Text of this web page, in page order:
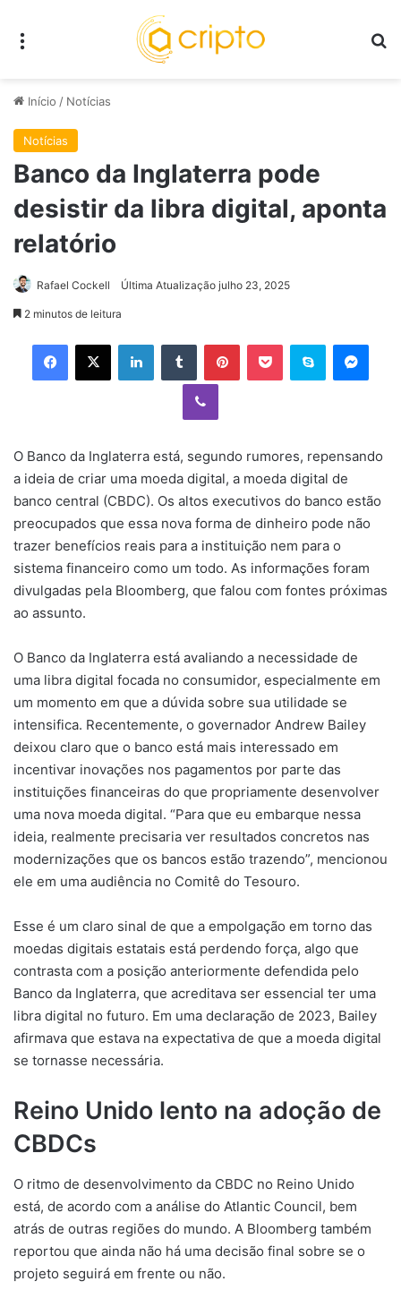
Início / Notícias
Notícias
Banco da Inglaterra pode
desistir da libra digital, aponta
relatório
Rafael Cockell Última Atualização julho 23, 2025
2 minutos de leitura
Facebook
X LinkedinTumblr PinterestPocket Skype
Viber
O Banco da Inglaterra está, segundo rumores, repensando
a ideia de criar uma moeda digital, a moeda digital de
banco central (CBDC). Os altos executivos do banco estão
preocupados que essa nova forma de dinheiro pode não
trazer benefícios reais para a instituição nem para o
sistema financeiro como um todo. As informações foram
divulgadas pela Bloomberg, que falou com fontes próximas
ao assunto.
O Banco da Inglaterra está avaliando a necessidade de
uma libra digital focada no consumidor, especialmente em
um momento em que a dúvida sobre sua utilidade se
intensifica. Recentemente, o governador Andrew Bailey
deixou claro que o banco está mais interessado em
incentivar inovações nos pagamentos por parte das
instituições financeiras do que propriamente desenvolver
uma nova moeda digital. “Para que eu embarque nessa
ideia, realmente precisaria ver resultados concretos nas
modernizações que os bancos estão trazendo”, mencionou
ele em uma audiência no Comitê do Tesouro.
Esse é um claro sinal de que a empolgação em torno das
moedas digitais estatais está perdendo força, algo que
contrasta com a posição anteriormente defendida pelo
Banco da Inglaterra, que acreditava ser essencial ter uma
libra digital no futuro. Em uma declaração de 2023, Bailey
afirmava que estava na expectativa de que a moeda digital
se tornasse necessária.
Reino Unido lento na adoção de
CBDCs
O ritmo de desenvolvimento da CBDC no Reino Unido
está, de acordo com a análise do Atlantic Council, bem
atrás de outras regiões do mundo. A Bloomberg também
reportou que ainda não há uma decisão final sobre se o
projeto seguirá em frente ou não.